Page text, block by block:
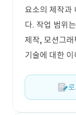
요소의 제작과
다. 작업 범위
제작, 모션그
기술에 대한